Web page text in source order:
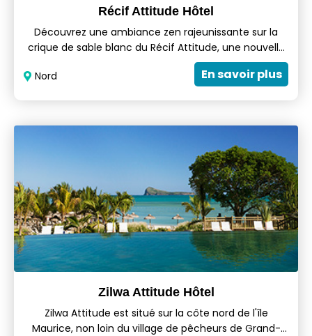
Récif Attitude Hôtel
Découvrez une ambiance zen rajeunissante sur la
crique de sable blanc du Récif Attitude, une nouvelle
marque adulte exclusive située dans le nord-ouest de
l'île. Habillée de blanc et de bois, le Récif Attitude allie
Rechargez vos batteries et profitez d'un séjour
Nord En savoir plus
Zilwa Attitude Hôtel
Zilwa Attitude est situé sur la côte nord de l'île
Maurice, non loin du village de pêcheurs de Grand-